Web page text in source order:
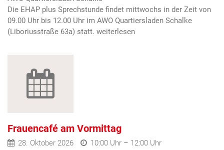
Die EHAP plus Sprechstunde findet mittwochs in der Zeit von
09.00 Uhr bis 12.00 Uhr im AWO Quartiersladen Schalke
(Liboriusstraße 63a) statt.
Frauencafé am Vormittag
28. Oktober 2026 10:00 Uhr – 12:00 Uhr